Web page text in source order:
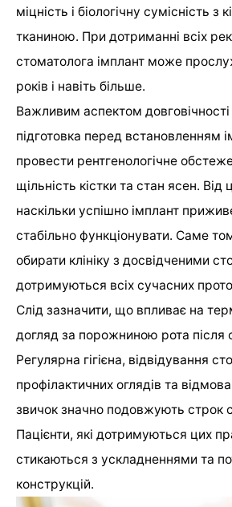
міцність і біологічну сумісність з
тканиною. При дотриманні всіх
стоматолога імплант може
років і навіть більше.
Важливим аспектом
підготовка перед встановленням
провести рентгенологічне
щільність кістки та стан ясен. Від
наскільки успішно імплант
стабільно функціонувати. Саме
обирати клініку з досвідченими
дотримуються всіх сучасних
Слід зазначити, що впливає на
догляд за порожниною рота після
Регулярна гігієна, відвідування
профілактичних оглядів та
звичок значно подовжують строк
Пацієнти, які дотримуються цих
стикаються з ускладненнями та
конструкцій.